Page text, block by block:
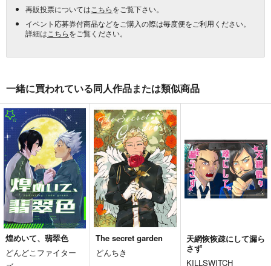
再販投票については こちらをご覧下さい。
イベント応募券付商品などをご購入の際は毎度便をご利用ください。
詳細は こちらをご覧ください。
一緒に買われている同人作品または類似商品
煌めいて、翡翠色
どんどこファイター
The secret garden
どんちき
天網恢恢疎にして漏ら
さず
KILLSWITCH